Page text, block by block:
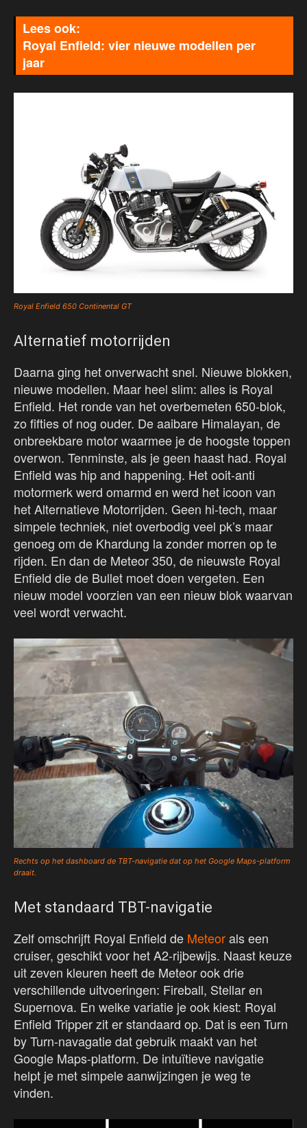
Royal Enfield: vier nieuwe modellen per
jaar
Royal Enfield 650 Continental GT
Alternatief motorrijden
Daarna ging het onverwacht snel. Nieuwe blokken,
nieuwe modellen. Maar heel slim: alles is Royal
Enfield. Het ronde van het overbemeten 650-blok,
zo fifties of nog ouder. De aaibare Himalayan, de
onbreekbare motor waarmee je de hoogste toppen
overwon. Tenminste, als je geen haast had. Royal
Enfield was hip and happening. Het ooit-anti
motormerk werd omarmd en werd het icoon van
het Alternatieve Motorrijden. Geen hi-tech, maar
simpele techniek, niet overbodig veel pk’s maar
genoeg om de Khardung la zonder morren op te
rijden. En dan de Meteor 350, de nieuwste Royal
Enfield die de Bullet moet doen vergeten. Een
nieuw model voorzien van een nieuw blok waarvan
veel wordt verwacht.
Rechts op het dashboard de TBT-navigatie dat op het Google Maps-platform
draait.
Met standaard TBT-navigatie
Zelf omschrijft Royal Enfield de Meteorals een
cruiser, geschikt voor het A2-rijbewijs. Naast keuze
uit zeven kleuren heeft de Meteor ook drie
verschillende uitvoeringen: Fireball, Stellar en
Supernova. En welke variatie je ook kiest: Royal
Enfield Tripper zit er standaard op. Dat is een Turn
by Turn-navagatie dat gebruik maakt van het
Google Maps-platform. De intuïtieve navigatie
helpt je met simpele aanwijzingen je weg te
vinden.